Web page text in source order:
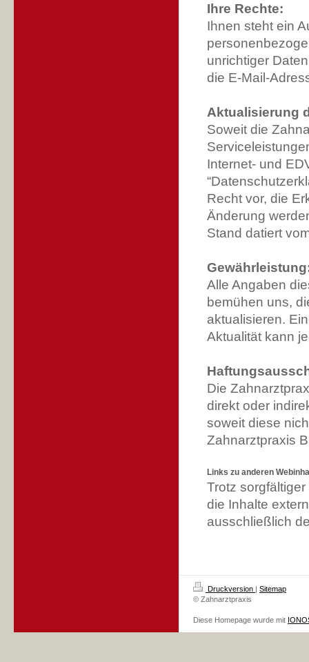
Ihre Rechte:
Ihnen steht ein
unrichtiger
die E-Mail-
Aktualisierung
Soweit die
Internet- und
Recht vor, die
Änderung
Stand datiert
Alle Angaben
bemühen uns,
aktualisieren.
Aktualität kann
Die
direkt oder
soweit diese
Zahnarztpraxis
Links zu anderen
Trotz
die Inhalte
ausschließlich
Druckversion | Sitemap
© Zahnarztpraxis
Diese Homepage wurde mit